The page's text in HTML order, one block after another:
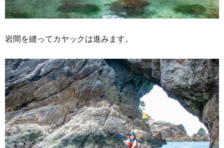
岩間を縫ってカヤックは進みます。